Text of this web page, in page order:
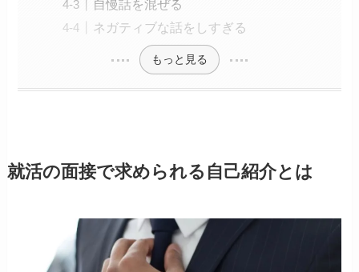
自慢話を混ぜる
ネガティブな話をしすぎる
もっと見る
就活の面接で求められる自己紹介とは